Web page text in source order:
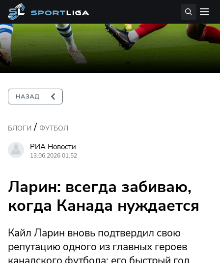
БЛОГИ / ФУТБОЛ
РИА Новости
13.06.2026 01:52
Ларин: всегда забиваю,
когда Канада нуждается
Кайл Ларин вновь подтвердил свою
репутацию одного из главных героев